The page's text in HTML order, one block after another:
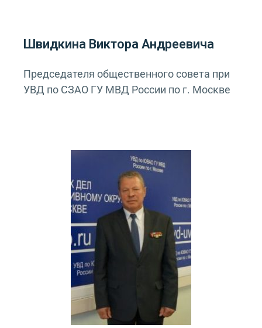
Швидкина Виктора Андреевича
Председателя общественного совета при
УВД по СЗАО ГУ МВД России по г. Москве